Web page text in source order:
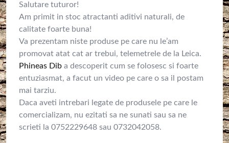
Salutare tuturor!
Am primit in stoc atractanti aditivi naturali, de
calitate foarte buna!
Va prezentam niste produse pe care nu le’am
promovat atat cat ar trebui, telemetrele de la Leica.
Phineas Dib a descoperit cum se folosesc si foarte
entuziasmat, a facut un video pe care o sa il postam
mai tarziu.
Daca aveti intrebari legate de produsele pe care le
comercializam, nu ezitati sa ne sunati sau sa ne
scrieti la 0752229648 sau 0732042058.